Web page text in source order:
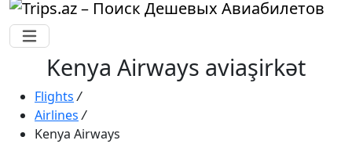
Kenya Airways aviaşirkət
Flights /
Airlines /
Kenya Airways